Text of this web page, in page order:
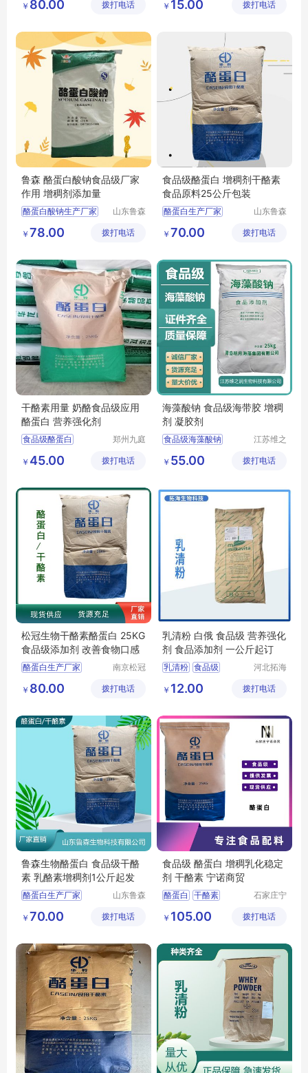
技有限公
￥ 80.00 拨打电话
葡萄糖酸钙价格
葡萄糖酸钙生产厂家
有限公司
￥ 15.00 拨打电话
鲁森 酪蛋白酸钠食品级厂家
作用 增稠剂添加量
酪蛋白酸钠生产厂家
酪蛋白酸钠厂家
山东鲁森
有限公司
￥ 78.00 拨打电话
食品级酪蛋白 增稠剂干酪素
食品原料25公斤包装
酪蛋白生产厂家
酪蛋白含量
山东鲁森
有限公司
￥ 70.00 拨打电话
干酪素用量 奶酪食品级应用
酪蛋白 营养强化剂
食品级酪蛋白
酪蛋白厂家
郑州九庭
有限公司
￥ 45.00 拨打电话
海藻酸钠 食品级海带胶 增稠
剂 凝胶剂
食品级海藻酸钠
海藻酸钠厂家
江苏维之
技有限公
￥ 55.00 拨打电话
松冠生物干酪素酪蛋白 25KG
食品级添加剂 改善食物口感
酪蛋白生产厂家
酪蛋白厂家价格
南京松冠
有限公司
￥ 80.00 拨打电话
乳清粉 白俄 食品级 营养强化
剂 食品添加剂 一公斤起订
乳清粉 食品级
乳清粉用途
河北拓海
有限公司
￥ 12.00 拨打电话
鲁森生物酪蛋白 食品级干酪
素 乳酪素增稠剂1公斤起发
酪蛋白生产厂家
酪蛋白含量
山东鲁森
有限公司
￥ 70.00 拨打电话
食品级 酪蛋白 增稠乳化稳定
剂 干酪素 宁诺商贸
酪蛋白
干酪素
石家庄宁
限公司
￥ 105.00 拨打电话